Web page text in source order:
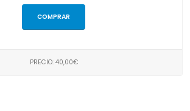
COMPRAR
PRECIO: 40,00€